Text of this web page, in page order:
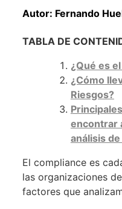
Autor: Fernando
TABLA DE
¿Qué es
¿Cómo
Riesgos?
encontrar
análisis
El compliance es
las organizaciones
factores que